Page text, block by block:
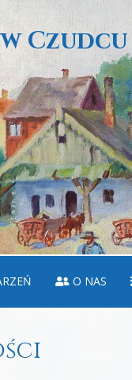
Czudcu
O NAS